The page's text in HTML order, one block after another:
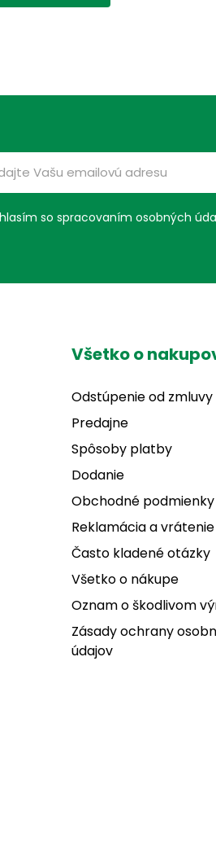
so spracovaním osobných
Všetko o
Odstúpenie od zmluvy
Predajne
Spôsoby platby
Dodanie
Obchodné podmienky
Reklamácia a
Často kladené otázky
Všetko o nákupe
Oznam o škodlivom
Zásady ochrany
údajov